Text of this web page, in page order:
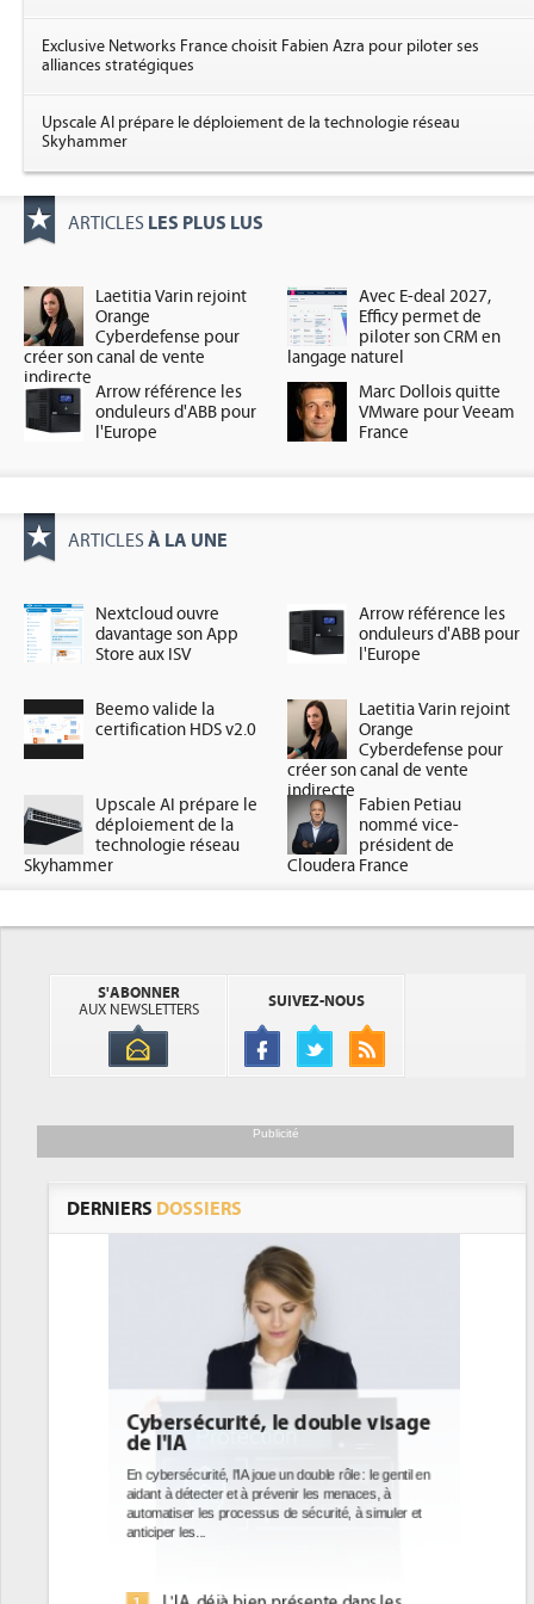
Exclusive Networks France choisit Fabien Azra pour piloter ses
alliances stratégiques
Upscale AI prépare le déploiement de la technologie réseau
Skyhammer
ARTICLES LES PLUS LUS
Laetitia Varin rejoint
Orange
Cyberdefense pour
créer son canal de vente
indirecte
Avec E-deal 2027,
Efficy permet de
piloter son CRM en
langage naturel
Arrow référence les
onduleurs d'ABB pour
l'Europe
Marc Dollois quitte
VMware pour Veeam
France
ARTICLES À LA UNE
Nextcloud ouvre
davantage son App
Store aux ISV
Arrow référence les
onduleurs d'ABB pour
l'Europe
Beemo valide la
certification HDS v2.0
Laetitia Varin rejoint
Orange
Cyberdefense pour
créer son canal de vente
indirecte
Upscale AI prépare le
déploiement de la
technologie réseau
Skyhammer
Fabien Petiau
nommé vice-
président de
Cloudera France
S'ABONNER
AUX NEWSLETTERS
SUIVEZ-NOUS
Publicité
DERNIERS DOSSIERS
DEE: l'efficacité énergétique
bientôt une obligation pour les
datacenters
Des datacenters plus durables et plus efficaces, c'est
ce que recherchent les pouvoirs publics européens
avec la mise en oeuvre de la nouvelle Directive sur